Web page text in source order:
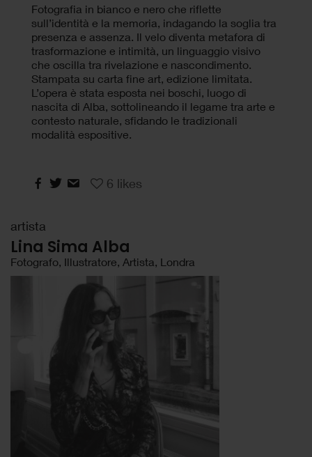
Fotografia in bianco e nero che riflette
sull’identità e la memoria, indagando la soglia tra
presenza e assenza. Il velo diventa metafora di
trasformazione e intimità, un linguaggio visivo
che oscilla tra rivelazione e nascondimento.
Stampata su carta fine art, edizione limitata.
L’opera è stata esposta nei boschi, luogo di
nascita di Alba, sottolineando il legame tra arte e
contesto naturale, sfidando le tradizionali
modalità espositive.
6 likes
artista
Lina Sima Alba
Fotografo, Illustratore, Artista, Londra